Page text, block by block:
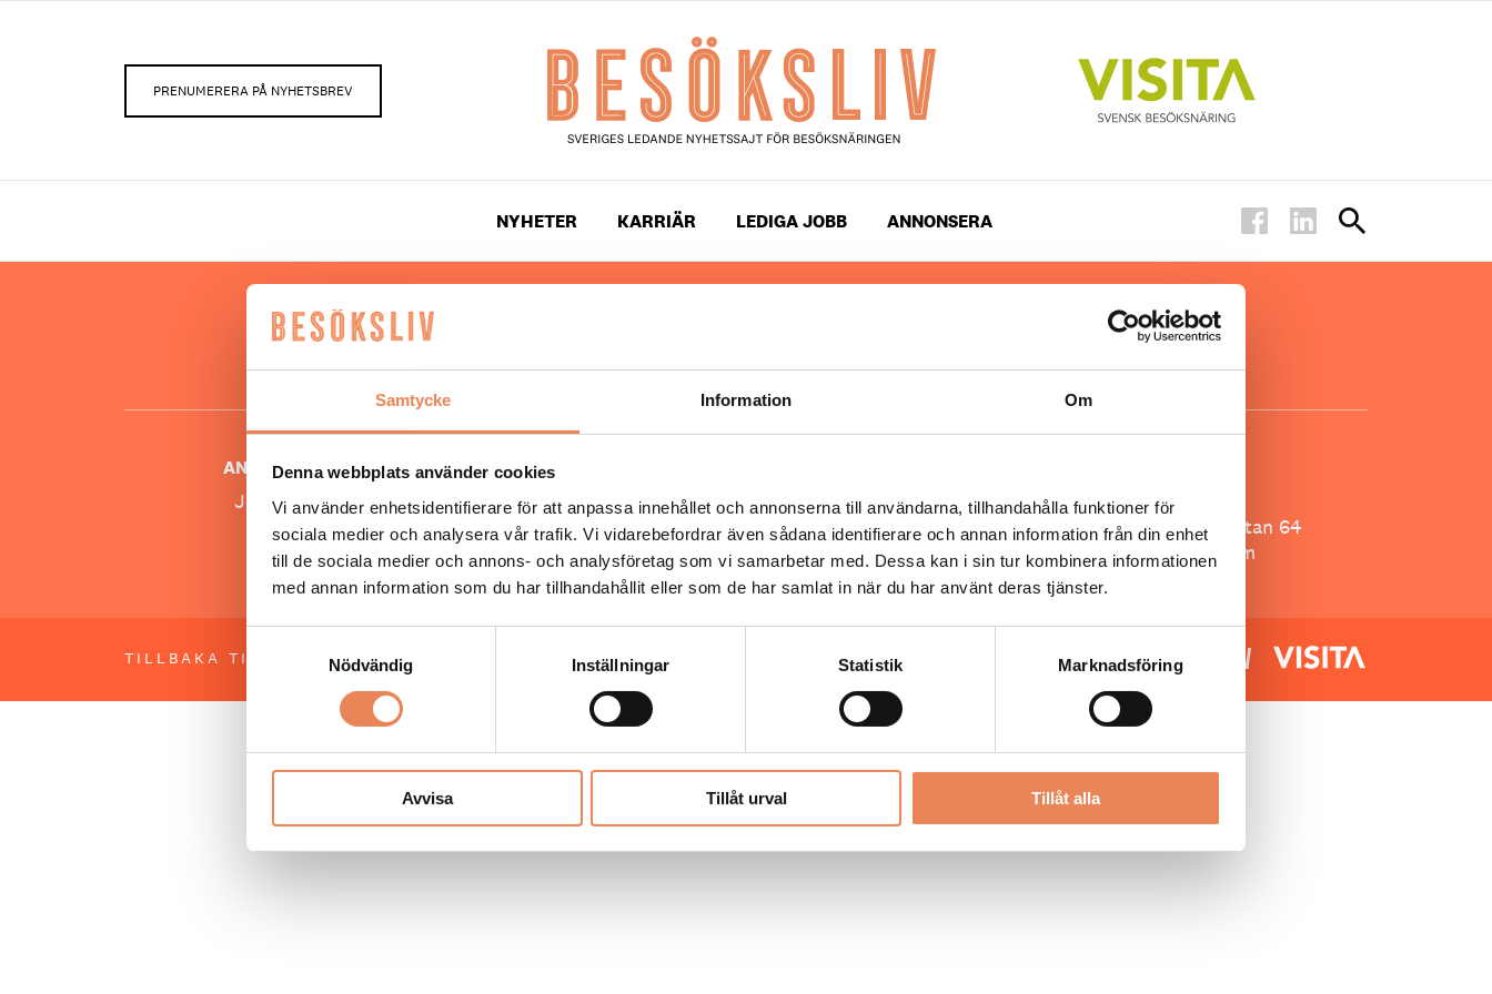
Samtycke Information Om
Denna webbplats använder cookies
Vi använder enhetsidentifierare för att anpassa innehållet och annonserna till användarna, tillhandahålla funktioner för
sociala medier och analysera vår trafik. Vi vidarebefordrar även sådana identifierare och annan information från din enhet
till de sociala medier och annons- och analysföretag som vi samarbetar med. Dessa kan i sin tur kombinera informationen
med annan information som du har tillhandahållit eller som de har samlat in när du har använt deras tjänster.
Nödvändig
Inställningar Statistik Marknadsföring
Avvisa Tillåt urval Tillåt alla
PRENUMERERA PÅ NYHETSBREV
NYHETER KARRIÄR LEDIGA JOBB ANNONSERA
Hos oss läser du landets mest uppdaterade nyheter och snackisar inom
besöksnäringen. Besöksliv i sin tryckta form är ett affärsmagasin för ägare
ANSVARIG UTGIVARE
Jonas Siljhammar
Allt material på besoksliv.se är skyddat
enligt lagen om upphovsrätt.
Besöksliv
Spoon, Brännkyrkagatan 64
118 23 Stockholm
TILLBAKA TILL TOPPEN OM BESÖKSLIV PRENUMERERA ANNONSERA